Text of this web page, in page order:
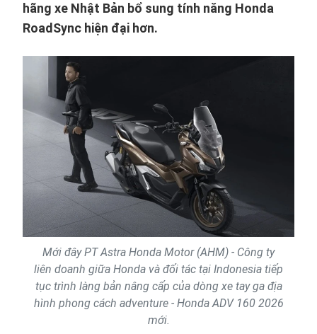
hãng xe Nhật Bản bổ sung tính năng Honda
RoadSync hiện đại hơn.
Mới đây PT Astra Honda Motor (AHM) - Công ty
liên doanh giữa Honda và đối tác tại Indonesia tiếp
tục trình làng bản nâng cấp của dòng xe tay ga địa
hình phong cách adventure - Honda ADV 160 2026
mới.